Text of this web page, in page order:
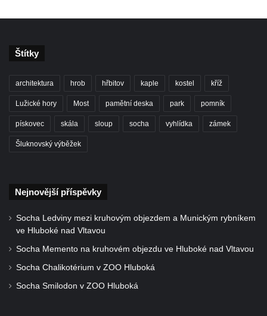
Pamětní kámen revitalizace Vltavy Vraňany
– Hořín u Lužce nad Vltavou
Strom svobody a památník 100 let republiky
Hrobčicích
Hrobčic
Socha svatého Antonína poustevníka v
Štítky
architektura hrob hřbitov kaple kostel kříž
Lužické hory Most pamětní deska park pomník
pískovec skála sloup socha vyhlídka zámek
Šluknovský výběžek
Nejnovější příspěvky
Socha Ledviny mezi kruhovým objezdem a Munickým rybníkem
ve Hluboké nad Vltavou
Socha Memento na kruhovém objezdu ve Hluboké nad Vltavou
Socha Chalikotérium v ZOO Hluboká
Socha Smilodon v ZOO Hluboká